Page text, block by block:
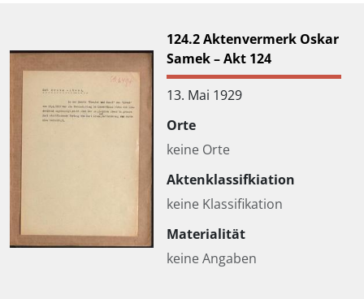
124.2 Aktenvermerk Oskar
Samek – Akt 124
13. Mai 1929
Orte
keine Orte
Aktenklassifkiation
keine Klassifikation
Materialität
keine Angaben